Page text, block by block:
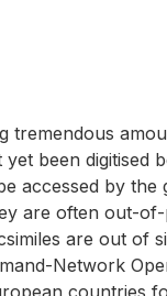
tremen­dous
been digi­tised
ac­cessed by the
are of­ten out-
are out of
Net­work
coun­tries